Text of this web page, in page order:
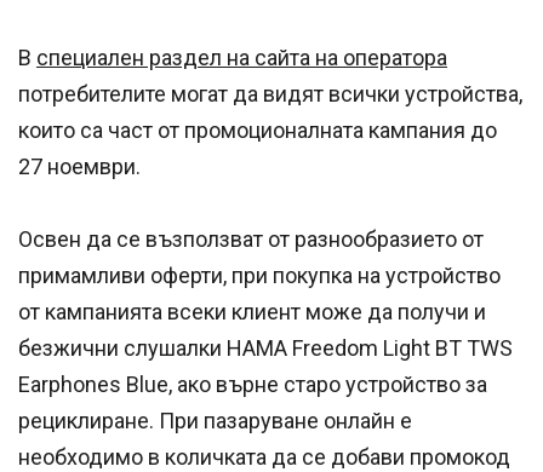
В специален раздел на сайта на оператора
потребителите могат да видят всички устройства,
които са част от промоционалната кампания до
27 ноември.
Освен да се възползват от разнообразието от
примамливи оферти, при покупка на устройство
от кампанията всеки клиент може да получи и
безжични слушалки HAMA Freedom Light BT TWS
Earphones Blue, ако върне старо устройство за
рециклиране. При пазаруване онлайн е
необходимо в количката да се добави промокод